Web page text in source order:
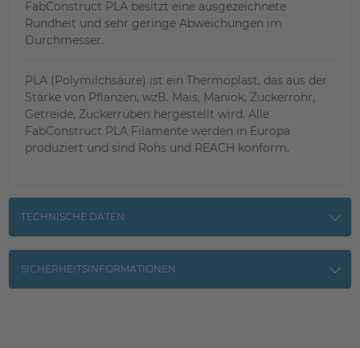
FabConstruct PLA besitzt eine ausgezeichnete
Rundheit und sehr geringe Abweichungen im
Durchmesser.
PLA (Polymilchsäure) ist ein Thermoplast, das aus der
Stärke von Pflanzen, wzB. Mais, Maniok, Zuckerrohr,
Getreide, Zuckerrüben hergestellt wird. Alle
FabConstruct PLA Filamente werden in Europa
produziert und sind Rohs und REACH konform.
TECHNISCHE DATEN
SICHERHEITSINFORMATIONEN